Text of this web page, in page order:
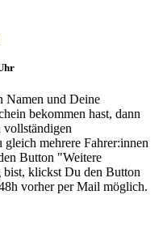
Namen und Deine
bekommen hast, dann
vollständigen
mehrere Fahrer:innen
Button "Weitere
klickst Du den Button
vorher per Mail möglich.